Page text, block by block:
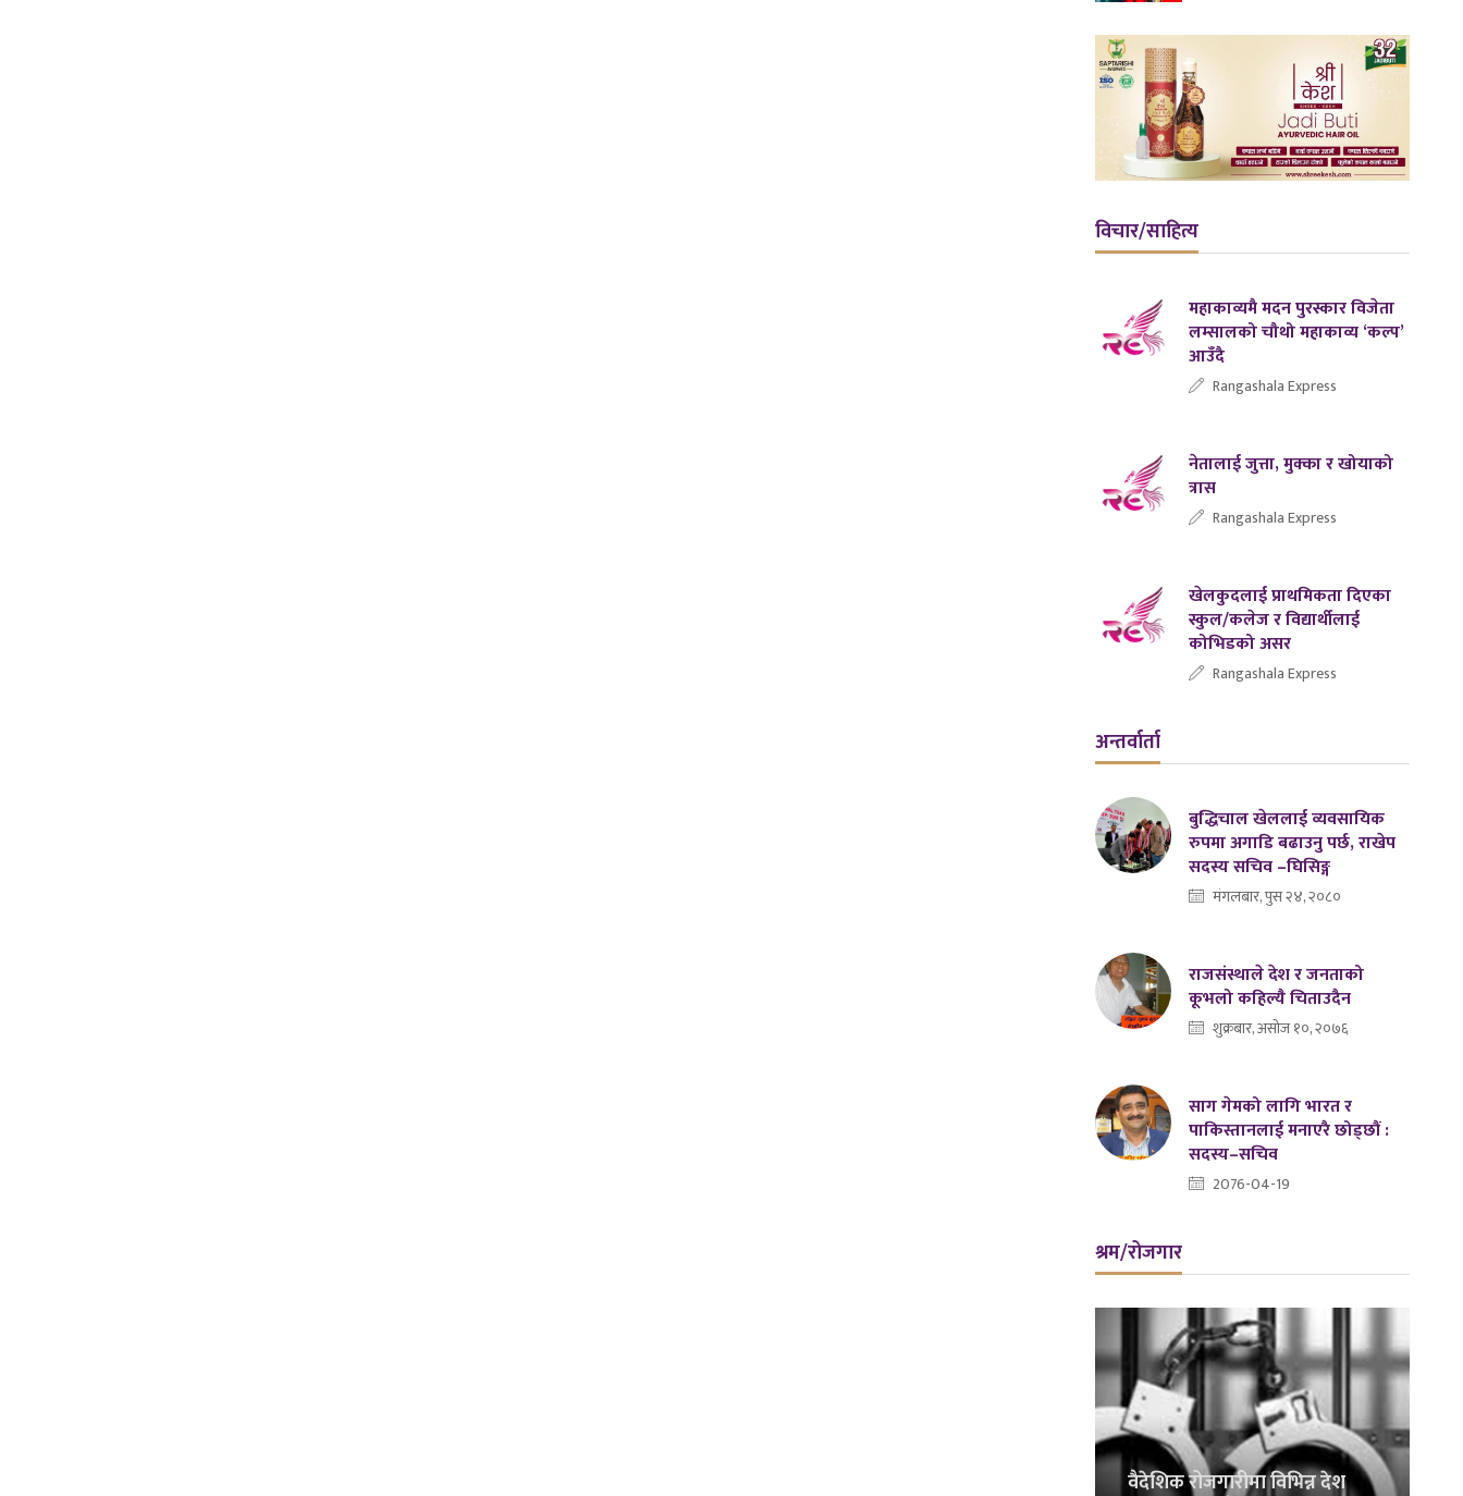
विचार/साहित्य
महाकाव्यमै मदन पुरस्कार विजेता
लम्सालको चौथो महाकाव्य ‘कल्प’
आउँदै
Rangashala Express
नेतालाई जुत्ता, मुक्का र खोयाको
त्रास
Rangashala Express
खेलकुदलाई प्राथमिकता दिएका
स्कुल/कलेज र विद्यार्थीलाई
कोभिडको असर
Rangashala Express
अन्तर्वार्ता
बुद्धिचाल खेललाई व्यवसायिक
रुपमा अगाडि बढाउनु पर्छ, राखेप
सदस्य सचिव –घिसिङ्ग
मंगलबार, पुस २४, २०८०
राजसंस्थाले देश र जनताको
कूभलो कहिल्यै चिताउदैन
शुक्रबार, असोज १०, २०७६
साग गेमको लागि भारत र
पाकिस्तानलाई मनाएरै छोड्छौं :
सदस्य–सचिव
2076-04-19
श्रम/रोजगार
वैदेशिक रोजगारीमा विभिन्न देश